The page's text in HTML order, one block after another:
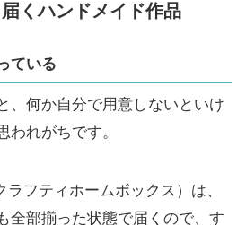
くハンドメイド作品
ている
、何か自分で用意しないといけ
われがちです。
フティホームボックス）は、
全部揃った状態で届くので、す